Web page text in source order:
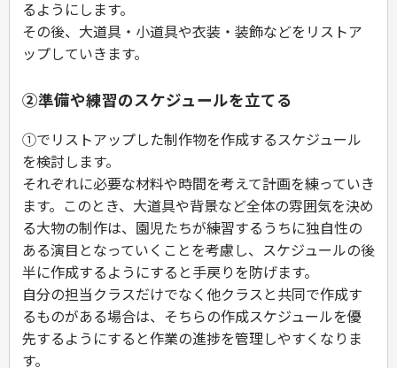
るようにします。
その後、大道具・小道具や衣装・装飾などをリストア
ップしていきます。
②準備や練習のスケジュールを立てる
①でリストアップした制作物を作成するスケジュール
を検討します。
それぞれに必要な材料や時間を考えて計画を練っていき
ます。このとき、大道具や背景など全体の雰囲気を決め
る大物の制作は、園児たちが練習するうちに独自性の
ある演目となっていくことを考慮し、スケジュールの後
半に作成するようにすると手戻りを防げます。
自分の担当クラスだけでなく他クラスと共同で作成す
るものがある場合は、そちらの作成スケジュールを優
先するようにすると作業の進捗を管理しやすくなりま
す。